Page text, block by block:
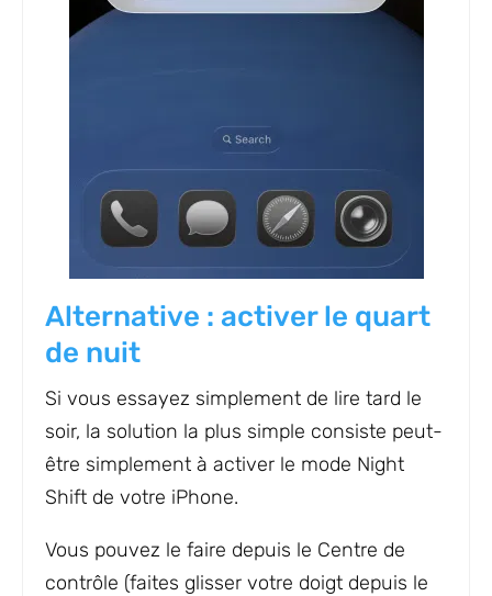
Alternative : activer le quart
de nuit
Si vous essayez simplement de lire tard le
soir, la solution la plus simple consiste peut-
être simplement à activer le mode Night
Shift de votre iPhone.
Vous pouvez le faire depuis le Centre de
contrôle (faites glisser votre doigt depuis le